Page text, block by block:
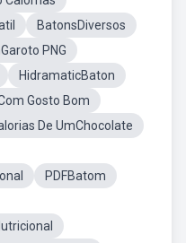
BatonsDiversos
PNG
HidramaticBaton
Gosto Bom
De UmChocolate
PDFBatom